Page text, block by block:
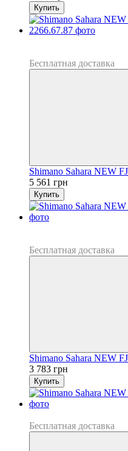
Купить
Бесплатная доставка
Shimano Sahara NEW
5 561 грн
Купить
Бесплатная доставка
Shimano Sahara NEW
3 783 грн
Купить
Бесплатная доставка